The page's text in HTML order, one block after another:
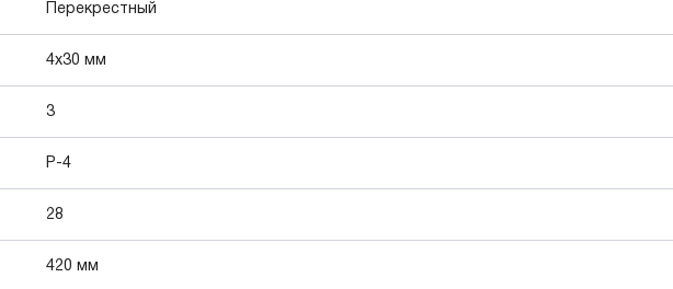
Перекрестный
4x30 мм
3
P-4
28
420 мм